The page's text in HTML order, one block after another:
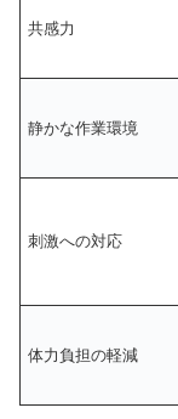
共感力
静かな作業環境
刺激への対応
体力負担の軽減